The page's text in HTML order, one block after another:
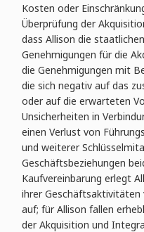
Kosten oder
Überprüfung der
dass Allison die
Genehmigungen für die
die Genehmigungen mit
die sich negativ auf das
oder auf die erwarteten
Unsicherheiten in
einen Verlust von
und weiterer
Geschäftsbeziehungen
Kaufvereinbarung erlegt
ihrer
auf; für Allison fallen
der Akquisition und